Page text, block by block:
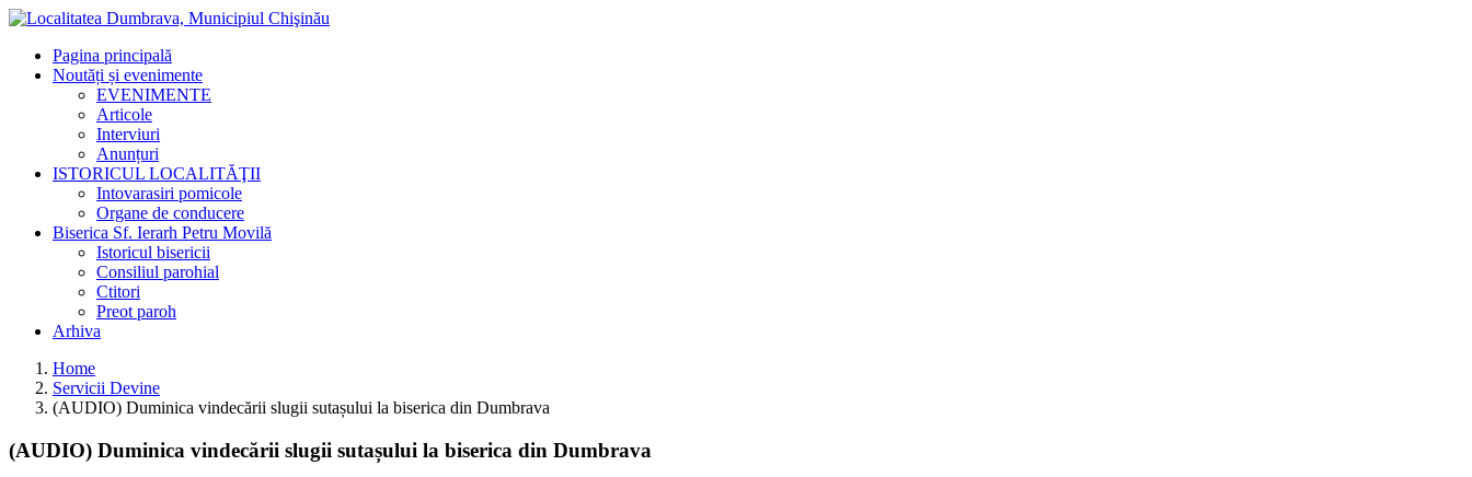
Pagina principală
Noutăți și evenimente
EVENIMENTE
Articole
Interviuri
Anunțuri
ISTORICUL LOCALITĂŢII
Intovarasiri pomicole
Organe de conducere
Biserica Sf. Ierarh Petru Movilă
Istoricul bisericii
Consiliul parohial
Ctitori
Preot paroh
Arhiva
Home
Servicii Devine
(AUDIO) Duminica vindecării slugii sutașului la biserica din Dumbrava
(AUDIO) Duminica vindecării slugii sutașului la biserica din Dumbrava